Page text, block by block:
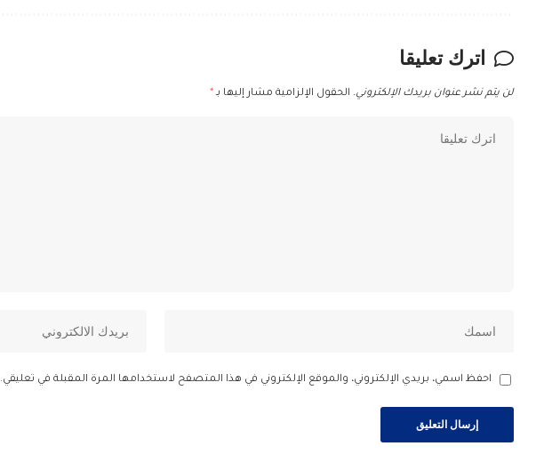
اترك تعليقا
لن يتم نشر عنوان بريدك الإلكتروني. الحقول الإلزامية مشار إليها بـ *
احفظ اسمي، بريدي الإلكتروني، والموقع الإلكتروني في هذا المتصفح لاستخدامها المرة المقبلة في تعليقي.